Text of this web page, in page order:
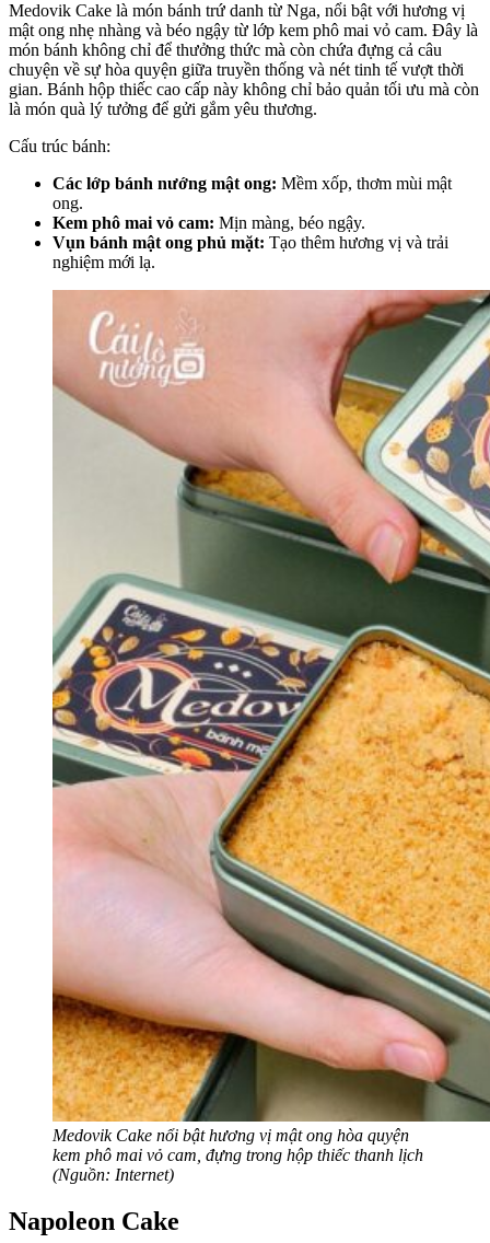
Medovik Cake là món bánh trứ danh từ Nga, nổi bật với hương vị
mật ong nhẹ nhàng và béo ngậy từ lớp kem phô mai vỏ cam. Đây là
món bánh không chỉ để thưởng thức mà còn chứa đựng cả câu
chuyện về sự hòa quyện giữa truyền thống và nét tinh tế vượt thời
gian. Bánh hộp thiếc cao cấp này không chỉ bảo quản tối ưu mà còn
là món quà lý tưởng để gửi gắm yêu thương.
Cấu trúc bánh:
Các lớp bánh nướng mật ong: Mềm xốp, thơm mùi mật
ong.
Kem phô mai vỏ cam: Mịn màng, béo ngậy.
Vụn bánh mật ong phủ mặt: Tạo thêm hương vị và trải
nghiệm mới lạ.
Medovik Cake nổi bật hương vị mật ong hòa quyện
kem phô mai vỏ cam, đựng trong hộp thiếc thanh lịch
(Nguồn: Internet)
Napoleon Cake